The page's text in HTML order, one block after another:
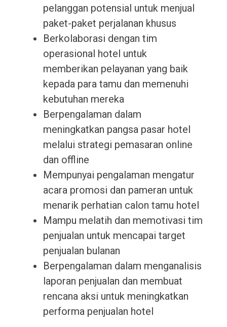
pelanggan potensial untuk menjual
paket-paket perjalanan khusus
Berkolaborasi dengan tim
operasional hotel untuk
memberikan pelayanan yang baik
kepada para tamu dan memenuhi
kebutuhan mereka
Berpengalaman dalam
meningkatkan pangsa pasar hotel
melalui strategi pemasaran online
dan offline
Mempunyai pengalaman mengatur
acara promosi dan pameran untuk
menarik perhatian calon tamu hotel
Mampu melatih dan memotivasi tim
penjualan untuk mencapai target
penjualan bulanan
Berpengalaman dalam menganalisis
laporan penjualan dan membuat
rencana aksi untuk meningkatkan
performa penjualan hotel